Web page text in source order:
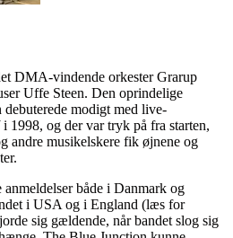
DMA-vindende orkester Grarup
Uffe Steen. Den oprindelige
modigt med live-
i 1998, og der var tryk på fra starten,
andre musikelskere fik øjnene og
både i Danmark og
i USA og i England (læs for
sig gældende, når bandet slog sig